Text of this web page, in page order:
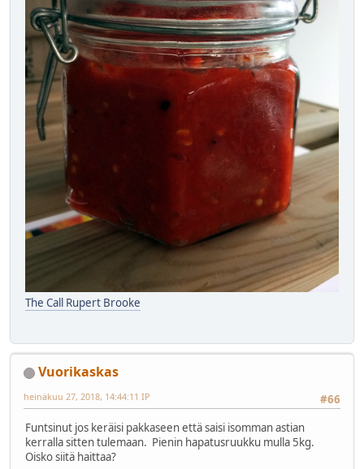
The Call Rupert Brooke
Vuorikaskas
#66
heinäkuu 27, 2018, 14:44:11 IP
Funtsinut jos keräisi pakkaseen että saisi isomman astian
kerralla sitten tulemaan. Pienin hapatusruukku mulla 5kg.
Oisko siitä haittaa?